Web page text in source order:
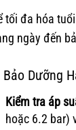
tối đa hóa
ngày đến
Bảo Dưỡng
Kiểm tra áp
hoặc 6.2 bar)